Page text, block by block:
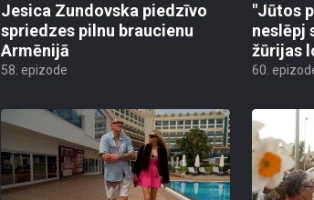
Jesica Zundovska piedzīvo
spriedzes pilnu braucienu
Armēnijā
58. epizode
"Jūtos
neslēpj
žūrijas
60.